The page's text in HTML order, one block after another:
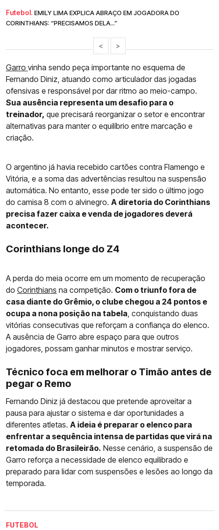
Futebol. EMILY LIMA EXPLICA ABRAÇO EM JOGADORA DO
CORINTHIANS: “PRECISAMOS DELA...”
< >
Garro vinha sendo peça importante no esquema de
Fernando Diniz, atuando como articulador das jogadas
ofensivas e responsável por dar ritmo ao meio-campo.
Sua ausência representa um desafio para o
treinador, que precisará reorganizar o setor e encontrar
alternativas para manter o equilíbrio entre marcação e
criação.
O argentino já havia recebido cartões contra Flamengo e
Vitória, e a soma das advertências resultou na suspensão
automática. No entanto, esse pode ter sido o último jogo
do camisa 8 com o alvinegro. A diretoria do Corinthians
precisa fazer caixa e venda de jogadores deverá
acontecer.
Corinthians longe do Z4
A perda do meia ocorre em um momento de recuperação
do Corinthians na competição. Com o triunfo fora de
casa diante do Grêmio, o clube chegou a 24 pontos e
ocupa a nona posição na tabela , conquistando duas
vitórias consecutivas que reforçam a confiança do elenco.
A ausência de Garro abre espaço para que outros
jogadores, possam ganhar minutos e mostrar serviço.
Técnico foca em melhorar o Timão antes de
pegar o Remo
Fernando Diniz já destacou que pretende aproveitar a
pausa para ajustar o sistema e dar oportunidades a
diferentes atletas. A ideia é preparar o elenco para
enfrentar a sequência intensa de partidas que virá na
retomada do Brasileirão. Nesse cenário, a suspensão de
Garro reforça a necessidade de elenco equilibrado e
preparado para lidar com suspensões e lesões ao longo da
temporada.
FUTEBOL